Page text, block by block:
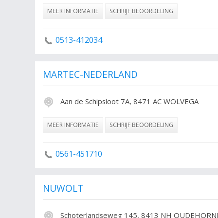
MEER INFORMATIE SCHRIJF BEOORDELING
0513-412034
MARTEC-NEDERLAND
Aan de Schipsloot 7A, 8471 AC WOLVEGA
MEER INFORMATIE SCHRIJF BEOORDELING
0561-451710
NUWOLT
Schoterlandseweg 145, 8413 NH